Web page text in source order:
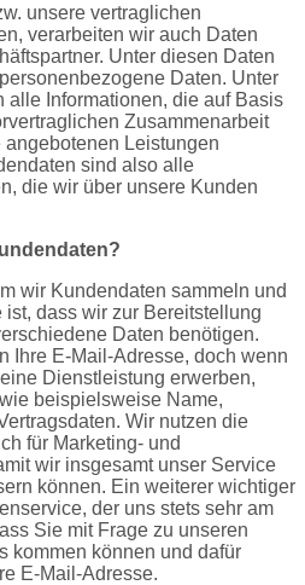
unsere vertraglichen
verarbeiten wir auch Daten
Unter diesen Daten
Daten. Unter
alle Informationen, die auf Basis
Zusammenarbeit
Leistungen
sind also alle
die wir über unsere Kunden
wir Kundendaten sammeln und
dass wir zur Bereitstellung
Daten benötigen.
Ihre E-Mail-Adresse, doch wenn
Dienstleistung erwerben,
beispielsweise Name,
Wir nutzen die
für Marketing- und
wir insgesamt unser Service
können. Ein weiterer wichtiger
der uns stets sehr am
Sie mit Frage zu unseren
kommen können und dafür
E-Mail-Adresse.